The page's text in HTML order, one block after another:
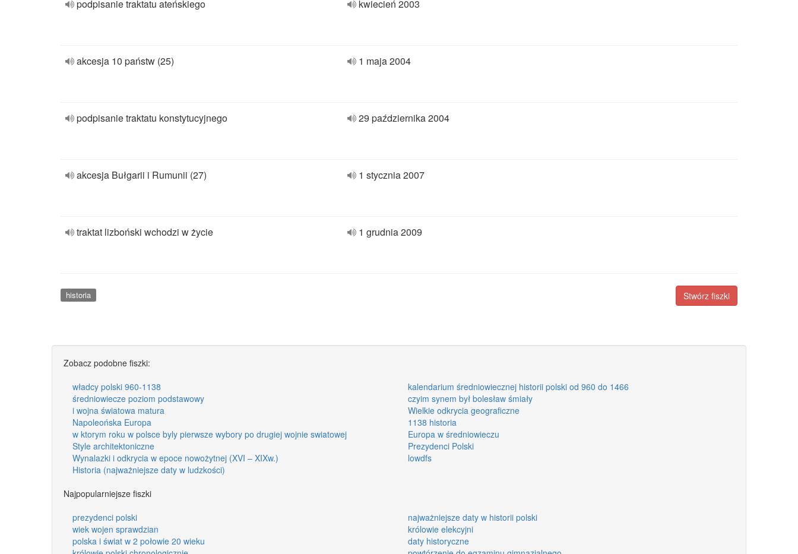
podpisanie traktatu ateńskiego kwiecień 2003
akcesja 10 państw (25) 1 maja 2004
podpisanie traktatu konstytucyjnego 29 października 2004
akcesja Bułgarii i Rumunii (27) 1 stycznia 2007
traktat lizboński wchodzi w życie 1 grudnia 2009
Stwórz fiszki
historia
Zobacz podobne fiszki:
władcy polski 960-1138
kalendarium średniowiecznej historii polski od 960 do 1466
średniowiecze poziom podstawowy
czyim synem był bolesław śmiały
i wojna światowa matura
Wielkie odkrycia geograficzne
Napoleońska Europa
1138 historia
w ktorym roku w polsce byly pierwsze wybory po drugiej wojnie swiatowej
Europa w średniowieczu
Style architektoniczne
Prezydenci Polski
Wynalazki i odkrycia w epoce nowożytnej (XVI – XIXw.)
lowdfs
Historia (najważniejsze daty w ludzkości)
Najpopularniejsze fiszki
prezydenci polski
najważniejsze daty w historii polski
wiek wojen sprawdzian
królowie elekcyjni
polska i świat w 2 połowie 20 wieku
daty historyczne